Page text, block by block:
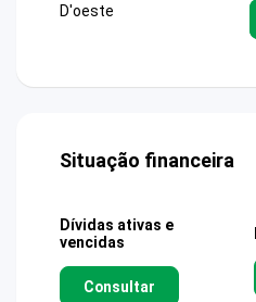
D'oeste
Situação financeira
Dívidas ativas e
vencidas
Consultar